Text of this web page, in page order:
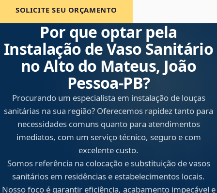
SOLICITE SEU ORÇAMENTO
Por que optar pela
Instalação de Vaso Sanitário
no Alto do Mateus, João
Pessoa‑PB?
Procurando um especialista em instalação de louças
sanitárias na sua região? Oferecemos rapidez tanto para
necessidades comuns quanto para atendimentos
imediatos, com um serviço técnico, seguro e com
excelente custo.
Somos referência na colocação e substituição de vasos
sanitários em residências e estabelecimentos locais.
Nosso foco é garantir eficiência, acabamento impecável e